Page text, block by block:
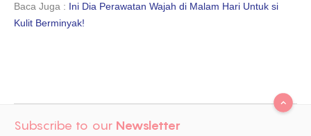
Baca Juga : Ini Dia Perawatan Wajah di Malam Hari Untuk si
Kulit Berminyak!
Subscribe to our Newsletter